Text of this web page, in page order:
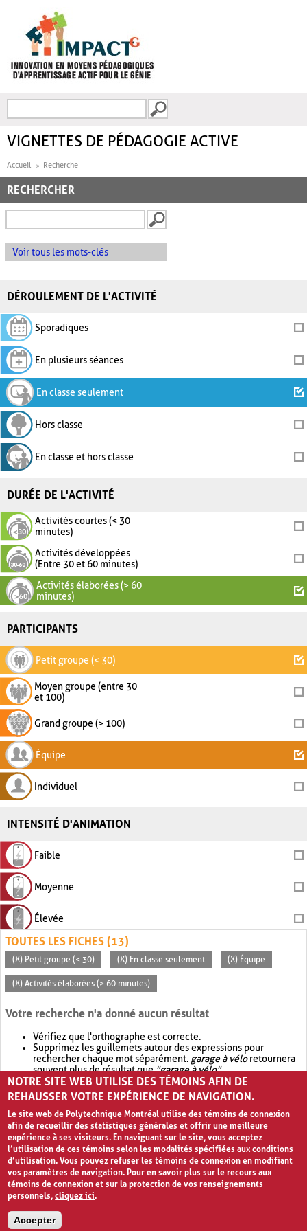
FORMULAIRE DE
VIGNETTES DE PÉDAGOGIE ACTIVE
Accueil Recherche
RECHERCHER
Voir tous les mots-clés
DÉROULEMENT DE L'ACTIVITÉ
Sporadiques
En plusieurs séances
En classe seulement
Hors classe
En classe et hors classe
DURÉE DE L'ACTIVITÉ
Activités courtes (< 30
minutes)
Activités développées
(Entre 30 et 60 minutes)
Activités élaborées (> 60
minutes)
PARTICIPANTS
Petit groupe (< 30)
Moyen groupe (entre 30
et 100)
Grand groupe (> 100)
Équipe
Individuel
INTENSITÉ D'ANIMATION
Faible
Moyenne
Élevée
TOUTES LES FICHES (13)
(X) Petit groupe (< 30) (X) En classe seulement (X) Équipe
(X) Activités élaborées (> 60 minutes)
Votre recherche n'a donné aucun résultat
Vérifiez que l'orthographe est correcte.
Supprimez les guillemets autour des expressions pour
rechercher chaque mot séparément. garage à véloretournera
souvent plus de résultat que"garage à vélo".
Envisagez d'élargir votre recherche avec OR.garage OR vélo
retournera souvent plus de résultat quegarage à vélo
NOTRE SITE WEB UTILISE DES TÉMOINS AFIN DE
REHAUSSER VOTRE EXPÉRIENCE DE NAVIGATION.
Le site web de Polytechnique Montréal utilise des témoins de connexion
afin de recueillir des statistiques générales et offrir une meilleure
expérience à ses visiteurs. En naviguant sur le site, vous acceptez
l’utilisation de ces témoins selon les modalités spécifiées aux conditions
d’utilisation. Vous pouvez refuser les témoins de connexion en modifiant
vos paramètres de navigation. Pour en savoir plus sur le recours aux
témoins de connexion et sur la protection de vos renseignements
personnels,cliquez ici.
Accepter